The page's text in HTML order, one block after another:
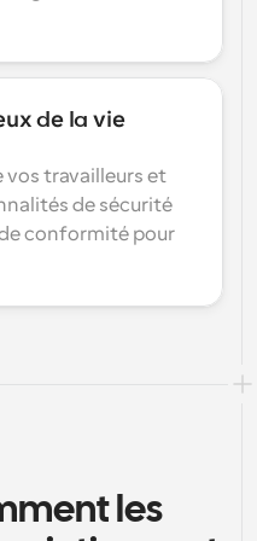
de la vie
vos travailleurs et
de sécurité
conformité pour
les